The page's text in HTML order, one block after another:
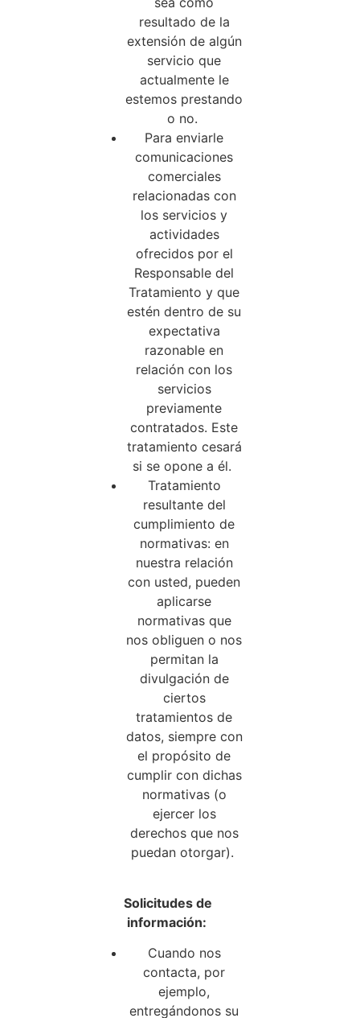
resultado de la
extensión de algún
servicio que
actualmente le
estemos prestando
o no.
Para enviarle
comunicaciones
comerciales
relacionadas con
los servicios y
actividades
ofrecidos por el
Responsable del
Tratamiento y que
estén dentro de su
expectativa
razonable en
relación con los
servicios
previamente
contratados. Este
tratamiento cesará
si se opone a él.
Tratamiento
resultante del
cumplimiento de
normativas: en
nuestra relación
con usted, pueden
aplicarse
normativas que
nos obliguen o nos
permitan la
divulgación de
ciertos
tratamientos de
datos, siempre con
el propósito de
cumplir con dichas
normativas (o
ejercer los
derechos que nos
puedan otorgar).
Solicitudes de
información:
Cuando nos
contacta, por
ejemplo,
entregándonos su